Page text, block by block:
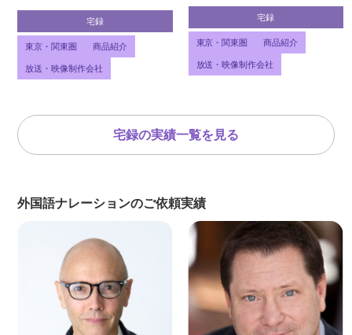
宅録
東京・関東圏 商品紹介
放送・映像制作会社
宅録
東京・関東圏 商品紹介
放送・映像制作会社
宅録の実績一覧を見る
外国語ナレーションのご依頼実績